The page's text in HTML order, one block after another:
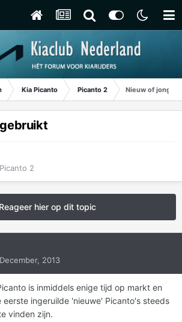
Kia Picanto Picanto 2 Nieuw of jong
Picanto 2
Reageer hier op dit topic
2013
is inmiddels enige tijd op markt en
ingeruilde 'nieuwe' Picanto's steeds
vinden zijn.